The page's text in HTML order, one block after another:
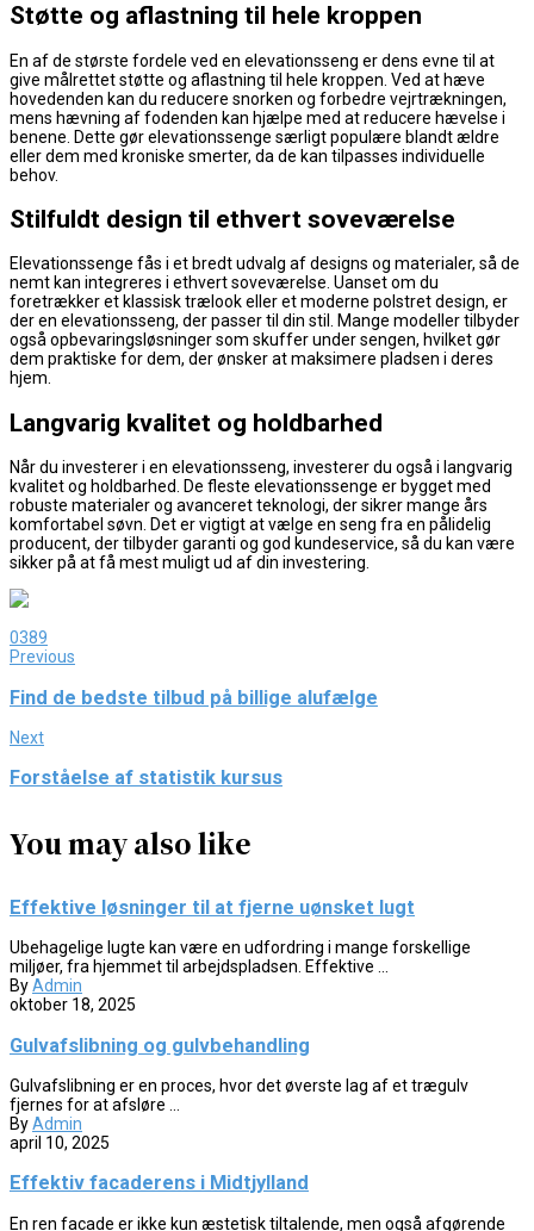
Støtte og aflastning til hele kroppen
En af de største fordele ved en elevationsseng er dens evne til at
give målrettet støtte og aflastning til hele kroppen. Ved at hæve
hovedenden kan du reducere snorken og forbedre vejrtrækningen,
mens hævning af fodenden kan hjælpe med at reducere hævelse i
benene. Dette gør elevationssenge særligt populære blandt ældre
eller dem med kroniske smerter, da de kan tilpasses individuelle
behov.
Stilfuldt design til ethvert soveværelse
Elevationssenge fås i et bredt udvalg af designs og materialer, så de
nemt kan integreres i ethvert soveværelse. Uanset om du
foretrækker et klassisk trælook eller et moderne polstret design, er
der en elevationsseng, der passer til din stil. Mange modeller tilbyder
også opbevaringsløsninger som skuffer under sengen, hvilket gør
dem praktiske for dem, der ønsker at maksimere pladsen i deres
hjem.
Langvarig kvalitet og holdbarhed
Når du investerer i en elevationsseng, investerer du også i langvarig
kvalitet og holdbarhed. De fleste elevationssenge er bygget med
robuste materialer og avanceret teknologi, der sikrer mange års
komfortabel søvn. Det er vigtigt at vælge en seng fra en pålidelig
producent, der tilbyder garanti og god kundeservice, så du kan være
sikker på at få mest muligt ud af din investering.
0389
Previous
Find de bedste tilbud på billige alufælge
Next
Forståelse af statistik kursus
You may also like
Effektive løsninger til at fjerne uønsket lugt
Ubehagelige lugte kan være en udfordring i mange forskellige
miljøer, fra hjemmet til arbejdspladsen. Effektive ...
ByAdmin
oktober 18, 2025
Gulvafslibning og gulvbehandling
Gulvafslibning er en proces, hvor det øverste lag af et trægulv
fjernes for at afsløre ...
ByAdmin
april 10, 2025
Effektiv facaderens i Midtjylland
En ren facade er ikke kun æstetisk tiltalende, men også afgørende